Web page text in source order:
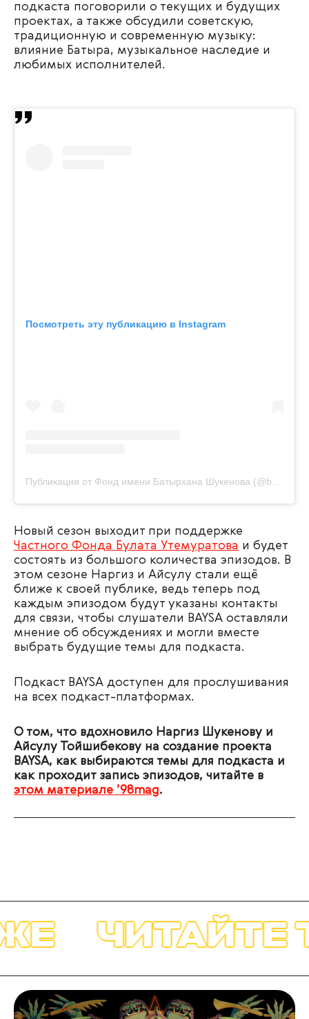
подкаста поговорили о текущих и будущих
проектах, а также обсудили советскую,
традиционную и современную музыку:
влияние Батыра, музыкальное наследие и
любимых исполнителей.
Посмотреть эту публикацию в Instagram
Новый сезон выходит при поддержке
Частного Фонда Булата Утемуратова и будет
состоять из большого количества эпизодов. В
этом сезоне Наргиз и Айсулу стали ещё
ближе к своей публике, ведь теперь под
каждым эпизодом будут указаны контакты
для связи, чтобы слушатели BAYSA оставляли
мнение об обсуждениях и могли вместе
выбрать будущие темы для подкаста.
Подкаст BAYSA доступен для прослушивания
на всех подкаст-платформах.
О том, что вдохновило Наргиз Шукенову и
Айсулу Тойшибекову на создание проекта
BAYSA, как выбираются темы для подкаста и
как проходит запись эпизодов, читайте в
этом материале ’98mag.
ЧИТАЙТЕ